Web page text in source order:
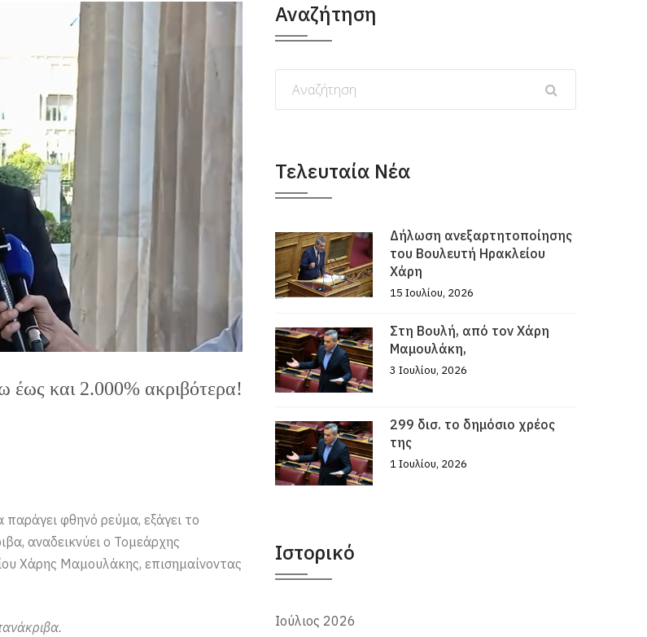
έως και 2.000% ακριβότερα!
φθηνό ρεύμα, εξάγει το
αναδεικνύει ο Τομεάρχης
Χάρης Μαμουλάκης, επισημαίνοντας
Αναζήτηση
Τελευταία Νέα
Δήλωση ανεξαρτητοποίησης
του Βουλευτή Ηρακλείου
Χάρη
15 Ιουλίου, 2026
Στη Βουλή, από τον Χάρη
Μαμουλάκη,
3 Ιουλίου, 2026
299 δισ. το δημόσιο χρέος
της
1 Ιουλίου, 2026
Ιστορικό
Ιούλιος 2026